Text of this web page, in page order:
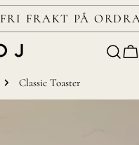
FRI FRAKT PÅ
Classic Toaster